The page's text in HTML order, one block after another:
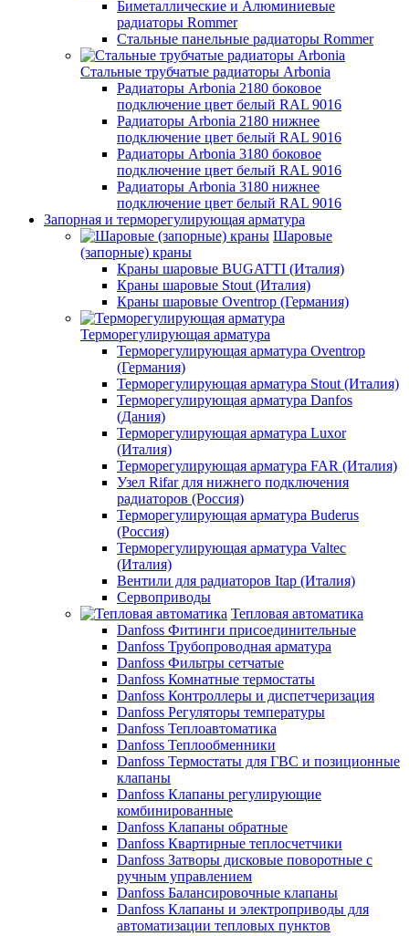
Биметаллические и Алюминиевые
радиаторы Rommer
Стальные панельные радиаторы Rommer
Стальные трубчатые радиаторы Arbonia
Радиаторы Arbonia 2180 боковое
подключение цвет белый RAL 9016
Радиаторы Arbonia 2180 нижнее
подключение цвет белый RAL 9016
Радиаторы Arbonia 3180 боковое
подключение цвет белый RAL 9016
Радиаторы Arbonia 3180 нижнее
подключение цвет белый RAL 9016
Запорная и терморегулирующая арматура
Шаровые
(запорные) краны
Краны шаровые BUGATTI (Италия)
Краны шаровые Stout (Италия)
Краны шаровые Oventrop (Германия)
Терморегулирующая арматура
Терморегулирующая арматура Oventrop
(Германия)
Терморегулирующая арматура Stout (Италия)
Терморегулирующая арматура Danfos
(Дания)
Терморегулирующая арматура Luxor
(Италия)
Терморегулирующая арматура FAR (Италия)
Узел Rifar для нижнего подключения
радиаторов (Россия)
Терморегулирующая арматура Buderus
(Россия)
Терморегулирующая арматура Valtec
(Италия)
Вентили для радиаторов Itap (Италия)
Сервоприводы
Тепловая автоматика
Danfoss Фитинги присоединительные
Danfoss Трубопроводная арматура
Danfoss Фильтры сетчатые
Danfoss Комнатные термостаты
Danfoss Контроллеры и диспетчеризация
Danfoss Регуляторы температуры
Danfoss Теплоавтоматика
Danfoss Теплообменники
Danfoss Термостаты для ГВС и позиционные
клапаны
Danfoss Клапаны регулирующие
комбинированные
Danfoss Клапаны обратные
Danfoss Квартирные теплосчетчики
Danfoss Затворы дисковые поворотные с
ручным управлением
Danfoss Балансировочные клапаны
Danfoss Клапаны и электроприводы для
автоматизации тепловых пунктов